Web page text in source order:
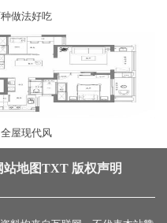
做法好吃
屋现代风
站地图TXT 版权声明